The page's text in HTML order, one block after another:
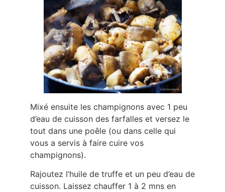
Mixé ensuite les champignons avec 1 peu
d’eau de cuisson des farfalles et versez le
tout dans une poêle (ou dans celle qui
vous a servis à faire cuire vos
champignons).
Rajoutez l’huile de truffe et un peu d’eau de
cuisson. Laissez chauffer 1 à 2 mns en